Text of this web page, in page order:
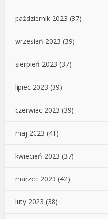
październik 2023 (37)
wrzesień 2023 (39)
sierpień 2023 (37)
lipiec 2023 (39)
czerwiec 2023 (39)
maj 2023 (41)
kwiecień 2023 (37)
marzec 2023 (42)
luty 2023 (38)